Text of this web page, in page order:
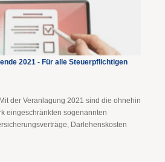
2021 - Für alle Steuerpflichtigen
der Veranlagung 2021 sind die ohnehin
eingeschränkten sogenannten
Darlehenskosten